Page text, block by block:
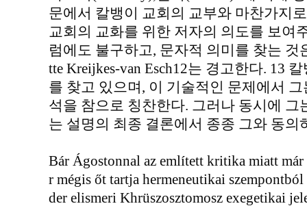
문에서 칼뱅이 교회의 교부와 마찬가지
교회의 교화를 위한 저자의 의도를 보여
럼에도 불구하고, 문자적 의미를 찾는 것
tte Kreijkes-van Esch12는 경고한다. 13
를 찾고 있으며, 이 기술적인 문제에서
석을 참으로 칭찬한다. 그러나 동시에 그
는 설명의 최종 결론에서 종종 그와 동의
Bár Ágostonnal az említett kritika miatt
r mégis őt tartja hermeneutikai
der elismeri Khrüszosztomosz exegetikai